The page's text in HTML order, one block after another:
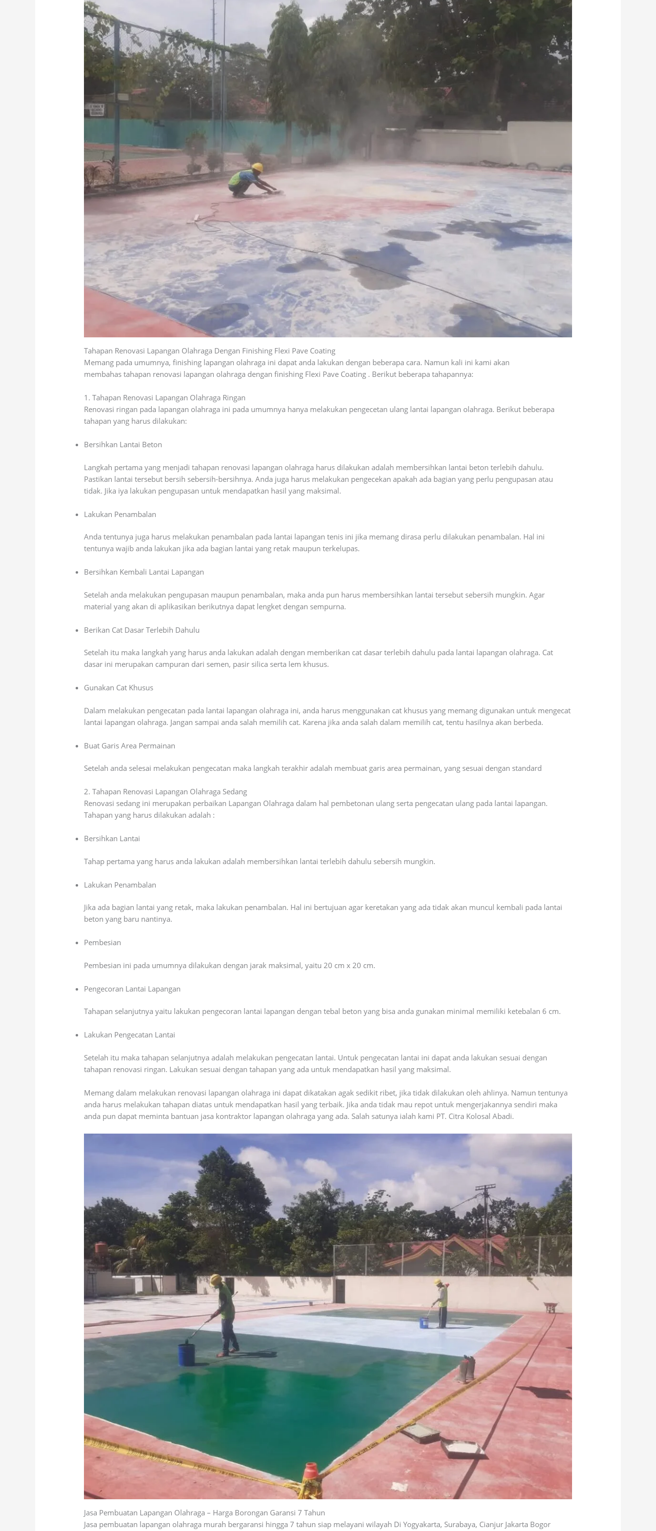
Tahapan Renovasi Lapangan Olahraga Dengan Finishing Flexi Pave Coating
Memang pada umumnya, finishing lapangan olahraga ini dapat anda lakukan dengan beberapa cara. Namun kali ini kami akan
membahas tahapan renovasi lapangan olahraga dengan finishing Flexi Pave Coating . Berikut beberapa tahapannya:
1. Tahapan Renovasi Lapangan Olahraga Ringan
Renovasi ringan pada lapangan olahraga ini pada umumnya hanya melakukan pengecetan ulang lantai lapangan olahraga. Berikut beberapa
tahapan yang harus dilakukan:
Bersihkan Lantai Beton
Langkah pertama yang menjadi tahapan renovasi lapangan olahraga harus dilakukan adalah membersihkan lantai beton terlebih dahulu.
Pastikan lantai tersebut bersih sebersih-bersihnya. Anda juga harus melakukan pengecekan apakah ada bagian yang perlu pengupasan atau
tidak. Jika iya lakukan pengupasan untuk mendapatkan hasil yang maksimal.
Lakukan Penambalan
Anda tentunya juga harus melakukan penambalan pada lantai lapangan tenis ini jika memang dirasa perlu dilakukan penambalan. Hal ini
tentunya wajib anda lakukan jika ada bagian lantai yang retak maupun terkelupas.
Bersihkan Kembali Lantai Lapangan
Setelah anda melakukan pengupasan maupun penambalan, maka anda pun harus membersihkan lantai tersebut sebersih mungkin. Agar
material yang akan di aplikasikan berikutnya dapat lengket dengan sempurna.
Berikan Cat Dasar Terlebih Dahulu
Setelah itu maka langkah yang harus anda lakukan adalah dengan memberikan cat dasar terlebih dahulu pada lantai lapangan olahraga. Cat
dasar ini merupakan campuran dari semen, pasir silica serta lem khusus.
Gunakan Cat Khusus
Dalam melakukan pengecatan pada lantai lapangan olahraga ini, anda harus menggunakan cat khusus yang memang digunakan untuk mengecat
lantai lapangan olahraga. Jangan sampai anda salah memilih cat. Karena jika anda salah dalam memilih cat, tentu hasilnya akan berbeda.
Buat Garis Area Permainan
Setelah anda selesai melakukan pengecatan maka langkah terakhir adalah membuat garis area permainan, yang sesuai dengan standard
2. Tahapan Renovasi Lapangan Olahraga Sedang
Renovasi sedang ini merupakan perbaikan Lapangan Olahraga dalam hal pembetonan ulang serta pengecatan ulang pada lantai lapangan.
Tahapan yang harus dilakukan adalah :
Bersihkan Lantai
Tahap pertama yang harus anda lakukan adalah membersihkan lantai terlebih dahulu sebersih mungkin.
Lakukan Penambalan
Jika ada bagian lantai yang retak, maka lakukan penambalan. Hal ini bertujuan agar keretakan yang ada tidak akan muncul kembali pada lantai
beton yang baru nantinya.
Pembesian
Pembesian ini pada umumnya dilakukan dengan jarak maksimal, yaitu 20 cm x 20 cm.
Pengecoran Lantai Lapangan
Tahapan selanjutnya yaitu lakukan pengecoran lantai lapangan dengan tebal beton yang bisa anda gunakan minimal memiliki ketebalan 6 cm.
Lakukan Pengecatan Lantai
Setelah itu maka tahapan selanjutnya adalah melakukan pengecatan lantai. Untuk pengecatan lantai ini dapat anda lakukan sesuai dengan
tahapan renovasi ringan. Lakukan sesuai dengan tahapan yang ada untuk mendapatkan hasil yang maksimal.
Memang dalam melakukan renovasi lapangan olahraga ini dapat dikatakan agak sedikit ribet, jika tidak dilakukan oleh ahlinya. Namun tentunya
anda harus melakukan tahapan diatas untuk mendapatkan hasil yang terbaik. Jika anda tidak mau repot untuk mengerjakannya sendiri maka
anda pun dapat meminta bantuan jasa kontraktor lapangan olahraga yang ada. Salah satunya ialah kami PT. Citra Kolosal Abadi.
Jasa Pembuatan Lapangan Olahraga – Harga Borongan Garansi 7 Tahun
Jasa pembuatan lapangan olahraga murah bergaransi hingga 7 tahun siap melayani wilayah Di Yogyakarta, Surabaya, Cianjur Jakarta Bogor